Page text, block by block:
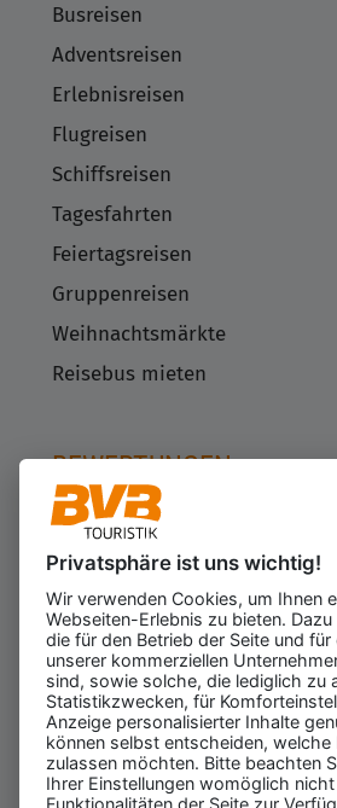
Busreisen
Adventsreisen
Erlebnisreisen
Flugreisen
Schiffsreisen
Tagesfahrten
Feiertagsreisen
Gruppenreisen
Weihnachtsmärkte
Reisebus mieten
BEWERTUNGEN
623
für den Veranstalter
Gesamtbewertung
4.43von 5.00
Weiterempfehlung
97%
07.08.2026 ⓘ Echte Bewertungen
Privatsphäre ist uns wichtig!
Wir verwenden Cookies, um Ihnen
Webseiten-Erlebnis zu bieten.
die für den Betrieb der Seite und für
unserer kommerziellen
sind, sowie solche, die lediglich zu
Statistikzwecken, für
Anzeige personalisierter Inhalte
können selbst entscheiden, welche
zulassen möchten. Bitte beachten
Ihrer Einstellungen womöglich